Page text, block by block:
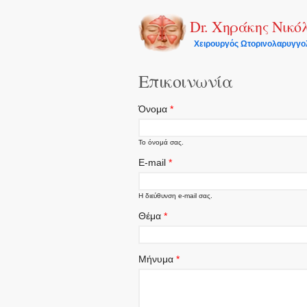
Dr. Χηράκης
Χειρουργός
Επικοινωνία
Όνομα *
Το όνομά σας.
E-mail *
Η διεύθυνση e-mail σας.
Θέμα *
Μήνυμα *